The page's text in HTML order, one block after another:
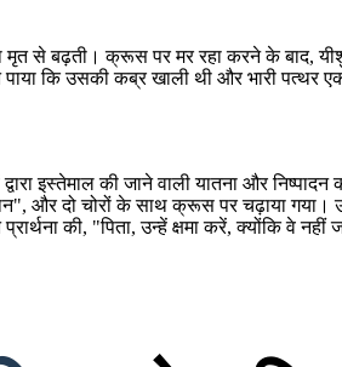
अर्थ है और ईस्टर के बाद 50 वें दिन पर गिर जाता है।
घोषणा के
उससे कहा
"दावत का
से बढ़ती। क्रूस पर मर रहा करने के बाद,
ने पाया कि उसकी कब्र खाली थी और भारी
द्वारा इस्तेमाल की जाने वाली यातना और
और दो चोरों के साथ क्रूस पर चढ़ाया
की, "पिता, उन्हें क्षमा करें, क्योंकि वे